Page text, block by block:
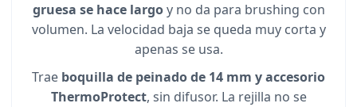
gruesa se hace largoy no da para brushing con
volumen. La velocidad baja se queda muy corta y
apenas se usa.
Trae boquilla de peinado de 14 mm y accesorio
ThermoProtect, sin difusor. La rejilla no se